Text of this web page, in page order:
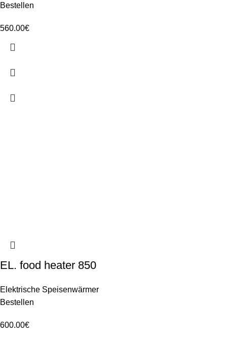
Bestellen
560.00€
EL. food heater 850
Elektrische Speisenwärmer
Bestellen
600.00€